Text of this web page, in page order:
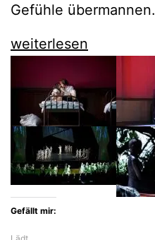
Gefühle übermannen.
Poros
Komischen
Oper
bleibt
nette
Unterhaltung
weiterlesen
Gefällt mir:
Lädt…